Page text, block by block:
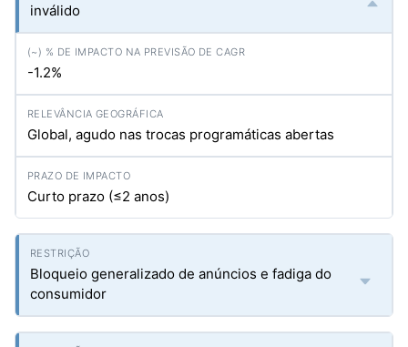
inválido
-1.2%
Global, agudo nas trocas programáticas abertas
Curto prazo (≤2 anos)
Bloqueio generalizado de anúncios e fadiga do
consumidor